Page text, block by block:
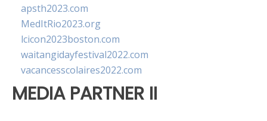
apsth2023.com
MedItRio2023.org
lcicon2023boston.com
waitangidayfestival2022.com
vacancesscolaires2022.com
MEDIA PARTNER II